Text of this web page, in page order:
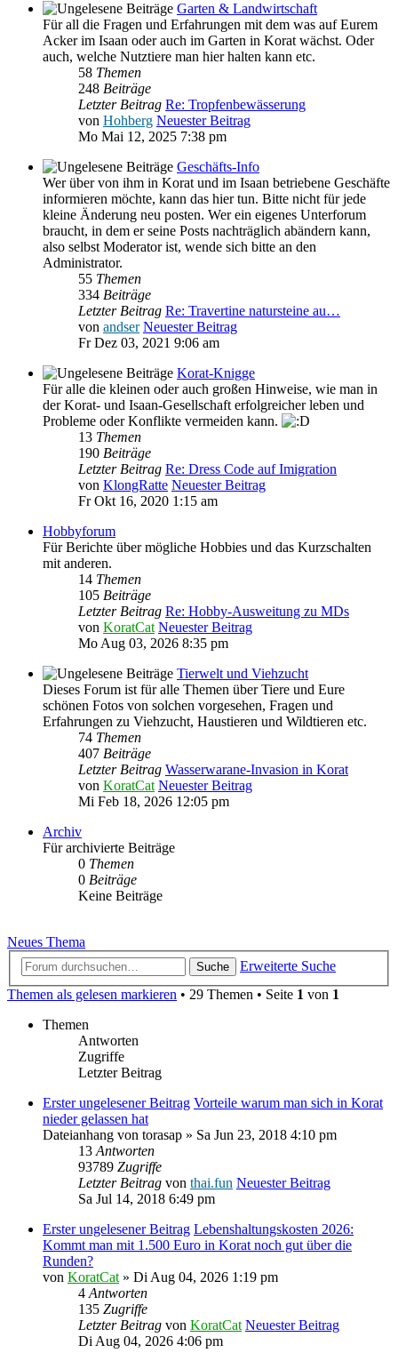
Garten & Landwirtschaft
Für all die Fragen und Erfahrungen mit dem was auf Eurem
Acker im Isaan oder auch im Garten in Korat wächst. Oder
auch, welche Nutztiere man hier halten kann etc.
58 Themen
248 Beiträge
Letzter Beitrag Re: Tropfenbewässerung
von Hohberg Neuester Beitrag
Mo Mai 12, 2025 7:38 pm
Geschäfts-Info
Wer über von ihm in Korat und im Isaan betriebene Geschäfte
informieren möchte, kann das hier tun. Bitte nicht für jede
kleine Änderung neu posten. Wer ein eigenes Unterforum
braucht, in dem er seine Posts nachträglich abändern kann,
also selbst Moderator ist, wende sich bitte an den
Administrator.
55 Themen
334 Beiträge
Letzter Beitrag Re: Travertine natursteine au…
von andser Neuester Beitrag
Fr Dez 03, 2021 9:06 am
Korat-Knigge
Für alle die kleinen oder auch großen Hinweise, wie man in
der Korat- und Isaan-Gesellschaft erfolgreicher leben und
Probleme oder Konflikte vermeiden kann.
13 Themen
190 Beiträge
Letzter Beitrag Re: Dress Code auf Imigration
von KlongRatte Neuester Beitrag
Fr Okt 16, 2020 1:15 am
Hobbyforum
Für Berichte über mögliche Hobbies und das Kurzschalten
mit anderen.
14 Themen
105 Beiträge
Letzter Beitrag Re: Hobby-Ausweitung zu MDs
von KoratCat Neuester Beitrag
Mo Aug 03, 2026 8:35 pm
Tierwelt und Viehzucht
Dieses Forum ist für alle Themen über Tiere und Eure
schönen Fotos von solchen vorgesehen, Fragen und
Erfahrungen zu Viehzucht, Haustieren und Wildtieren etc.
74 Themen
407 Beiträge
Letzter Beitrag Wasserwarane-Invasion in Korat
von KoratCat Neuester Beitrag
Mi Feb 18, 2026 12:05 pm
Archiv
Für archivierte Beiträge
0 Themen
0 Beiträge
Keine Beiträge
Neues Thema
Suche
Erweiterte Suche
Themen als gelesen markieren • 29 Themen • Seite 1 von 1
Themen
Antworten
Zugriffe
Letzter Beitrag
Erster ungelesener Beitrag Vorteile warum man sich in Korat
nieder gelassen hat
Dateianhang von torasap » Sa Jun 23, 2018 4:10 pm
13 Antworten
93789 Zugriffe
Letzter Beitrag von thai.fun Neuester Beitrag
Sa Jul 14, 2018 6:49 pm
Erster ungelesener Beitrag Lebenshaltungskosten 2026:
Kommt man mit 1.500 Euro in Korat noch gut über die
Runden?
von KoratCat » Di Aug 04, 2026 1:19 pm
4 Antworten
135 Zugriffe
Letzter Beitrag von KoratCat Neuester Beitrag
Di Aug 04, 2026 4:06 pm